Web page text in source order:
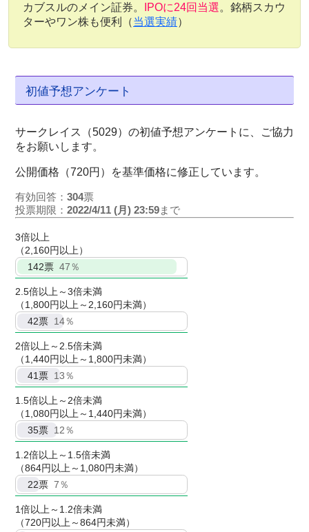
カブスルのメイン証券。
IPOに24回当選。銘柄スカウ
ターやワン株も便利（当選実績）
初値予想アンケート
サークレイス（5029）の初値予想アンケートに、ご協力
をお願いします。
公開価格（720円）を基準価格に修正しています。
有効回答： 304票
投票期限： 2022/4/11 (月) 23:59まで
3倍以上
（2,160円以上）
142票 47％
2.5倍以上～3倍未満
（1,800円以上～2,160円未満）
42票 14％
2倍以上～2.5倍未満
（1,440円以上～1,800円未満）
41票 13％
1.5倍以上～2倍未満
（1,080円以上～1,440円未満）
35票 12％
1.2倍以上～1.5倍未満
（864円以上～1,080円未満）
22票 7％
1倍以上～1.2倍未満
（720円以上～864円未満）